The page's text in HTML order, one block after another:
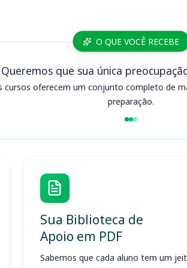
O QUE VOCÊ RECEBE
Queremos que sua única
cursos oferecem um conjunto completo de
preparação.
Sua Biblioteca de
Apoio em PDF
Sabemos que cada aluno tem um